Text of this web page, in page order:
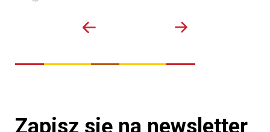
Zapisz się na newsletter